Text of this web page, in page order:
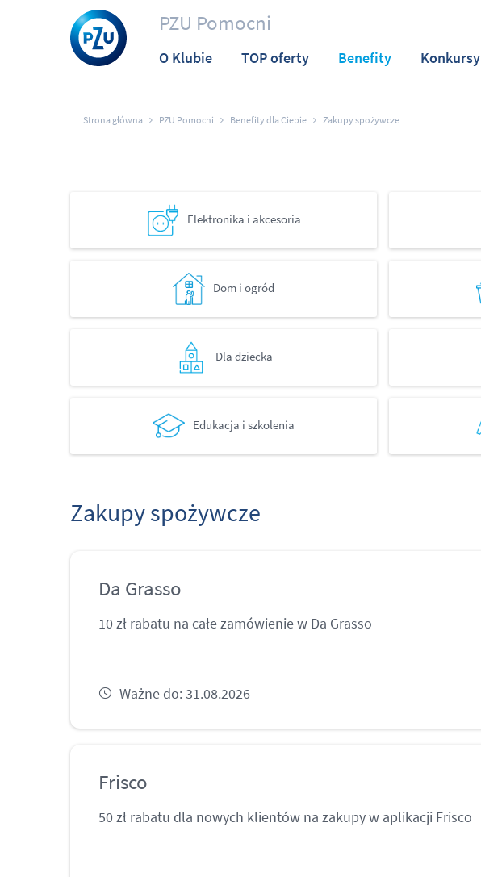
PZU Pomocni
O Klubie TOP oferty Benefity Konkursy
Strona główna PZU Pomocni Benefity dla Ciebie Zakupy spożywcze
Elektronika i akcesoria
Dom i ogród
Dla dziecka
Edukacja i szkolenia
Zakupy spożywcze
Da Grasso
10 zł rabatu na całe zamówienie w Da Grasso
Ważne do: 31.08.2026
Frisco
50 zł rabatu dla nowych klientów na zakupy w aplikacji Frisco